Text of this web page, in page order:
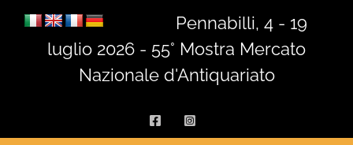
Salta
contenuto
Pennabilli, 4 - 19
luglio 2026 - 55° Mostra Mercato
Nazionale d'Antiquariato
FacebookInstagram